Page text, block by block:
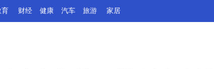
育 财经 健康 汽车 旅游 家居